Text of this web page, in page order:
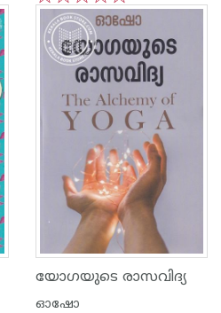
5
4
3
2
1
യോഗയുടെ രാസവിദ്യ
ഓഷോ